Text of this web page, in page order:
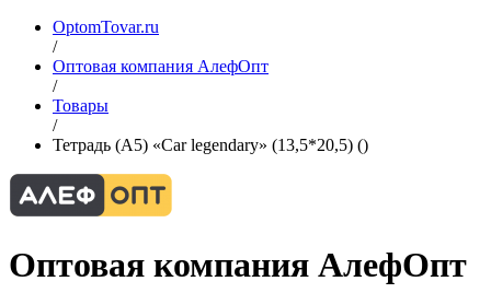
OptomTovar.ru
/
Оптовая компания АлефОпт
/
Товары
/
Тетрадь (A5) «Car legendary» (13,5*20,5) ()
Оптовая компания АлефОпт